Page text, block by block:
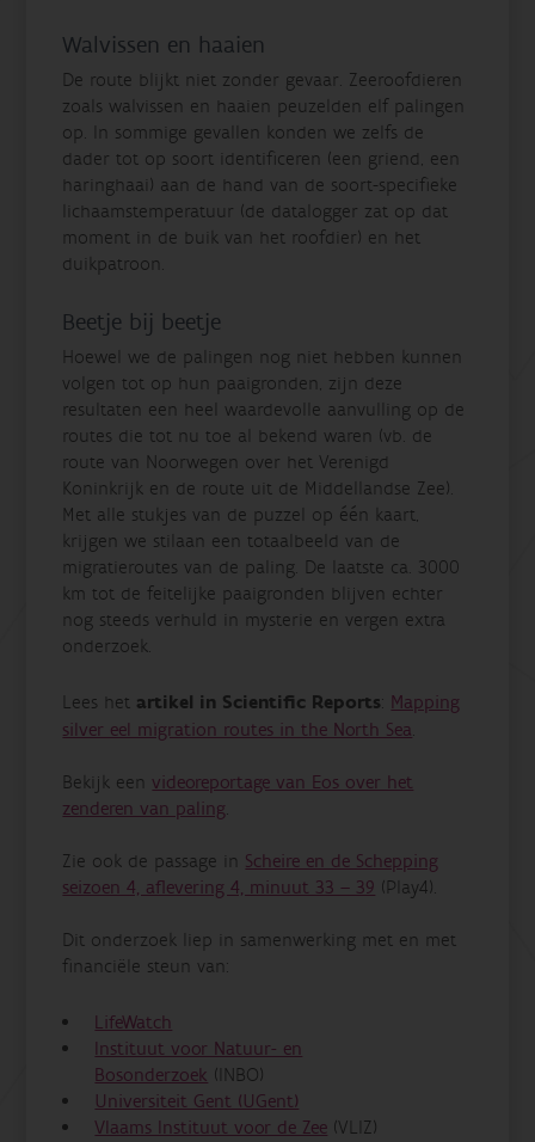
Walvissen en haaien
De route blijkt niet zonder gevaar. Zeeroofdieren
zoals walvissen en haaien peuzelden elf palingen
op. In sommige gevallen konden we zelfs de
dader tot op soort identificeren (een griend, een
haringhaai) aan de hand van de soort-specifieke
lichaamstemperatuur (de datalogger zat op dat
moment in de buik van het roofdier) en het
duikpatroon.
Beetje bij beetje
Hoewel we de palingen nog niet hebben kunnen
volgen tot op hun paaigronden, zijn deze
resultaten een heel waardevolle aanvulling op de
routes die tot nu toe al bekend waren (vb. de
route van Noorwegen over het Verenigd
Koninkrijk en de route uit de Middellandse Zee).
Met alle stukjes van de puzzel op één kaart,
krijgen we stilaan een totaalbeeld van de
migratieroutes van de paling. De laatste ca. 3000
km tot de feitelijke paaigronden blijven echter
nog steeds verhuld in mysterie en vergen extra
onderzoek.
Lees het artikel in Scientific Reports: Mapping
silver eel migration routes in the North Sea.
Bekijk een videoreportage van Eos over het
zenderen van paling.
Zie ook de passage in Scheire en de Schepping
seizoen 4, aflevering 4, minuut 33 – 39 (Play4).
Dit onderzoek liep in samenwerking met en met
financiële steun van:
LifeWatch
Instituut voor Natuur- en
Bosonderzoek (INBO)
Universiteit Gent (UGent)
Vlaams Instituut voor de Zee (VLIZ)